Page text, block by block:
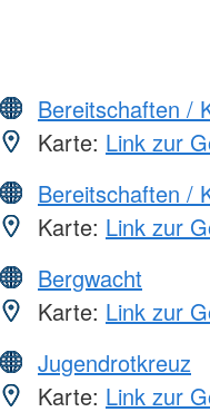
Bereitschaften /
Karte: Link zur
Bereitschaften /
Karte: Link zur
Bergwacht
Karte: Link zur
Jugendrotkreuz
Karte: Link zur